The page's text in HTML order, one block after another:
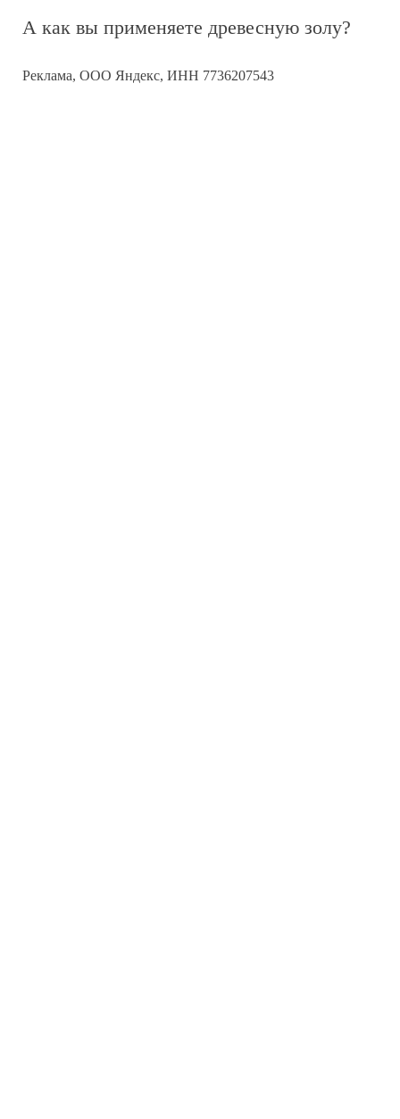
А как вы применяете древесную золу?
Реклама, ООО Яндекс, ИНН 7736207543